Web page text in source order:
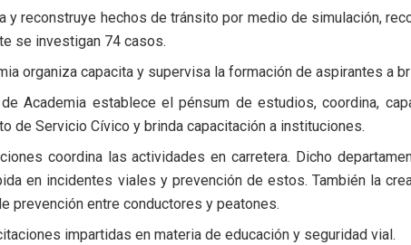
y reconstruye hechos de tránsito por medio de simulación,
se investigan 74 casos.
organiza capacita y supervisa la formación de aspirantes a
Academia establece el pénsum de estudios, coordina,
de Servicio Cívico y brinda capacitación a instituciones.
coordina las actividades en carretera. Dicho
en incidentes viales y prevención de estos. También la
prevención entre conductores y peatones.
impartidas en materia de educación y seguridad vial.